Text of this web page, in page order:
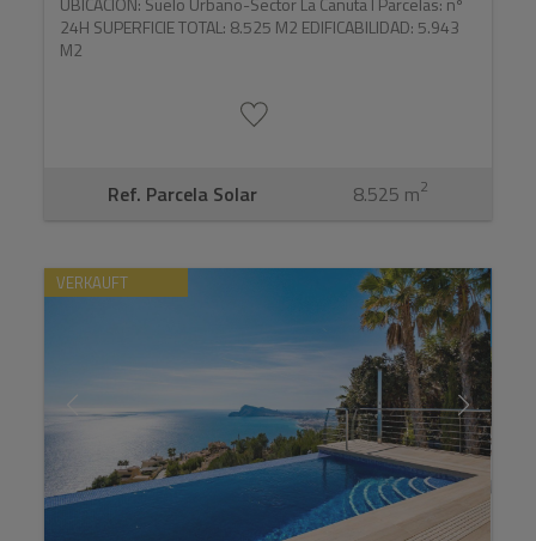
24H SUPERFICIE TOTAL: 8.525 M2 EDIFICABILIDAD: 5.943
M2
Ref. Parcela Solar 8.525 m2
VERKAUFT